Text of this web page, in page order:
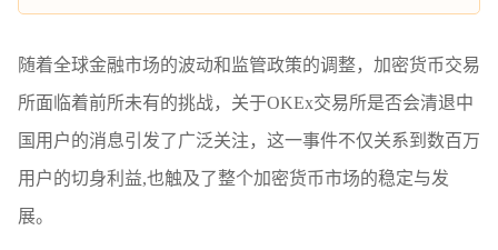
随着全球金融市场的波动和监管政策的调整，加密货币交易
所面临着前所未有的挑战，关于OKEx交易所是否会清退中
国用户的消息引发了广泛关注，这一事件不仅关系到数百万
用户的切身利益,也触及了整个加密货币市场的稳定与发
展。